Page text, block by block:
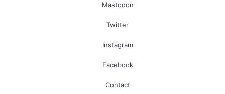
Mastodon
Twitter
Instagram
Facebook
Contact